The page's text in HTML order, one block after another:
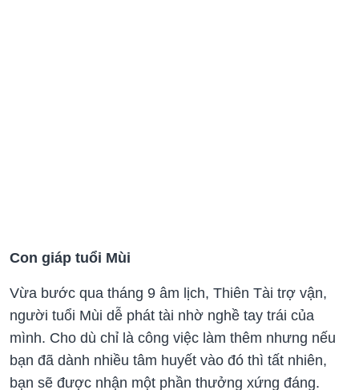
Con giáp tuổi Mùi
Vừa bước qua tháng 9 âm lịch, Thiên Tài trợ vận,
người tuổi Mùi dễ phát tài nhờ nghề tay trái của
mình. Cho dù chỉ là công việc làm thêm nhưng nếu
bạn đã dành nhiều tâm huyết vào đó thì tất nhiên,
bạn sẽ được nhận một phần thưởng xứng đáng.